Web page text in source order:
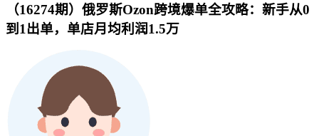
（16274期）俄罗斯Ozon跨境爆单全攻略：新手从0
到1出单，单店月均利润1.5万